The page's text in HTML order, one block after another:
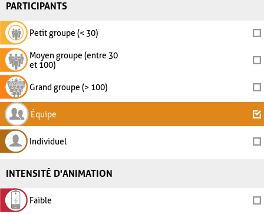
PARTICIPANTS
Petit groupe (< 30)
Moyen groupe (entre 30
et 100)
Grand groupe (> 100)
Équipe
Individuel
INTENSITÉ D'ANIMATION
Faible